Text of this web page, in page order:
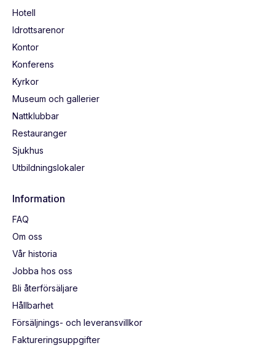
Hotell
Idrottsarenor
Kontor
Konferens
Kyrkor
Museum och gallerier
Nattklubbar
Restauranger
Sjukhus
Utbildningslokaler
Information
FAQ
Om oss
Vår historia
Jobba hos oss
Bli återförsäljare
Hållbarhet
Försäljnings- och leveransvillkor
Faktureringsuppgifter